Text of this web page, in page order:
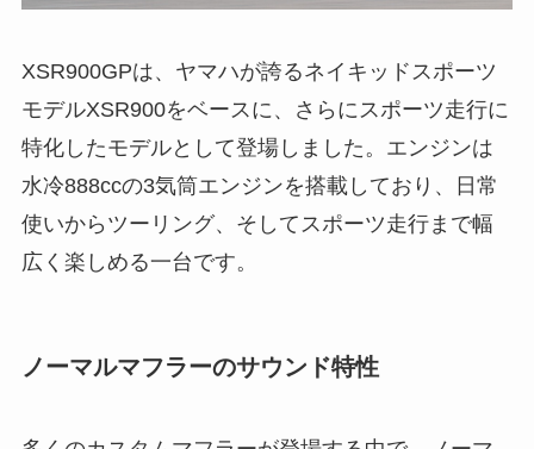
XSR900GPは、ヤマハが誇るネイキッドスポーツ
モデルXSR900をベースに、さらにスポーツ走行に
特化したモデルとして登場しました。エンジンは
水冷888ccの3気筒エンジンを搭載しており、日常
使いからツーリング、そしてスポーツ走行まで幅
広く楽しめる一台です。
ノーマルマフラーのサウンド特性